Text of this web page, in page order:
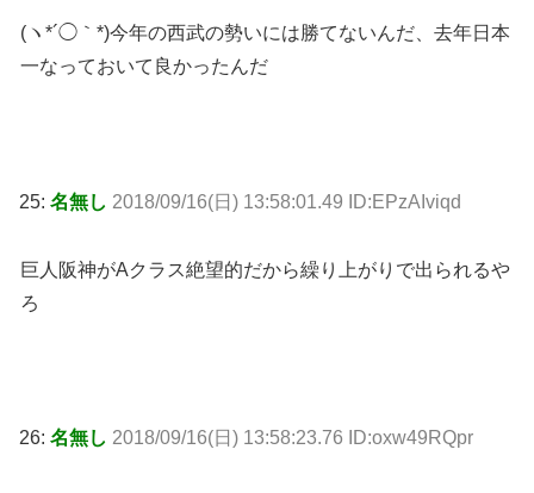
(ヽ*´◯｀*)今年の西武の勢いには勝てないんだ、去年日本
一なっておいて良かったんだ
25: 名無し 2018/09/16(日) 13:58:01.49 ID:EPzAIviqd
巨人阪神がAクラス絶望的だから繰り上がりで出られるや
ろ
26: 名無し 2018/09/16(日) 13:58:23.76 ID:oxw49RQpr